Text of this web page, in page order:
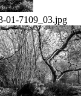
01-7109_03.jpg